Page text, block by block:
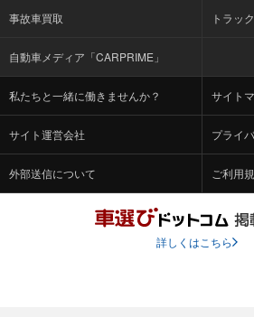
事故車買取 トラッ
自動車メディア「CARPRIME」
私たちと一緒に働きませんか？ サイト
サイト運営会社 プライ
外部送信について ご利用
詳しくはこちら